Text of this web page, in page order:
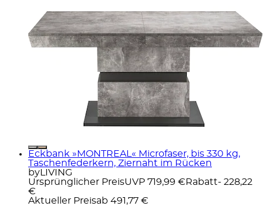
Eckbank »MONTREAL« Microfaser, bis 330 kg,
Taschenfederkern, Ziernaht im Rücken
byLIVING
Ursprünglicher PreisUVP 719,99 € Rabatt- 228,22
€
Aktueller Preisab 491,77 €